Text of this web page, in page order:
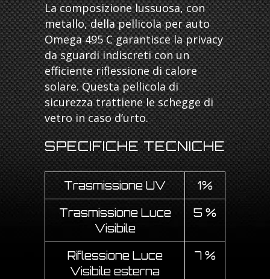
La composizione lussuosa, con
metallo, della pellicola per auto
Omega 495 C garantisce la privacy
da sguardi indiscreti con un
efficiente riflessione di calore
solare. Questa pellicola di
sicurezza trattiene le schegge di
vetro in caso d’urto.
SPECIFICHE TECNICHE
Trasmissione UV 1%
Trasmissione Luce
Visibile
5 %
Riflessione Luce
Visibile esterna
7 %